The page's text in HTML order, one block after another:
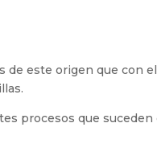
de este origen que con el
procesos que suceden